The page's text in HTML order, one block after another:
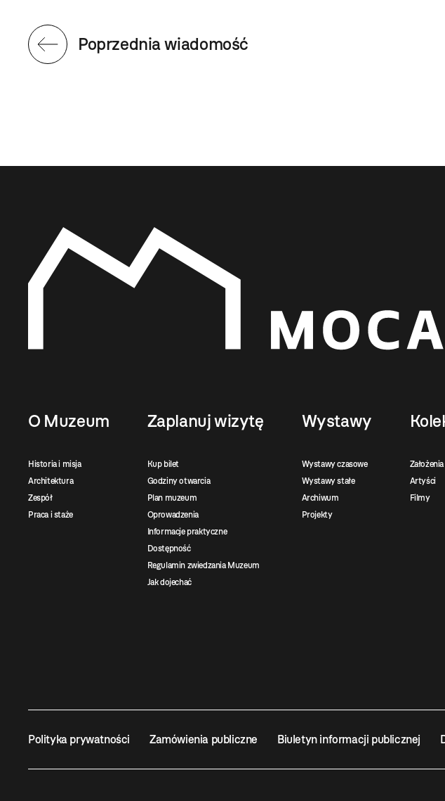
Poprzednia wiadomość
O Muzeum
Historia i misja
Architektura
Zespół
Praca i staże
Zaplanuj wizytę
Kup bilet
Godziny otwarcia
Plan muzeum
Oprowadzenia
Informacje praktyczne
Dostępność
Regulamin zwiedzania Muzeum
Jak dojechać
Wystawy
Wystawy czasowe
Wystawy stałe
Archiwum
Projekty
Artyści
Filmy
Polityka prywatności Zamówienia publiczne Biuletyn informacji publicznej